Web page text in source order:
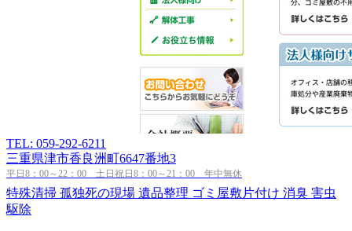
TEL: 059-292-6211
三重県津市香良洲町6647番地3
平日8：00～22：00 土日祝日8：00～21：00 年中無休
特殊清掃 孤独死の現場 遺品整理 ゴミ屋敷片付け 消臭 害虫
駆除